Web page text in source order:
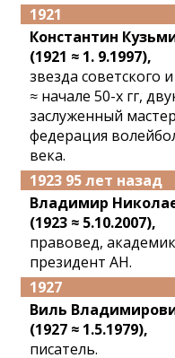
1921
Константин
(1921 ≈ 1. 9.1997),
звезда советского
≈ начале 50-х гг,
заслуженный
федерация
века.
1923 95 лет назад
Владимир
(1923 ≈ 5.10.2007),
правовед,
президент АН.
1927
Виль
(1927 ≈ 1.5.1979),
писатель.